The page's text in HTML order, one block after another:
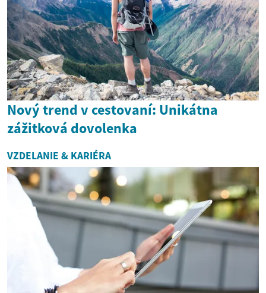
Nový trend v cestovaní: Unikátna
zážitková dovolenka
VZDELANIE & KARIÉRA